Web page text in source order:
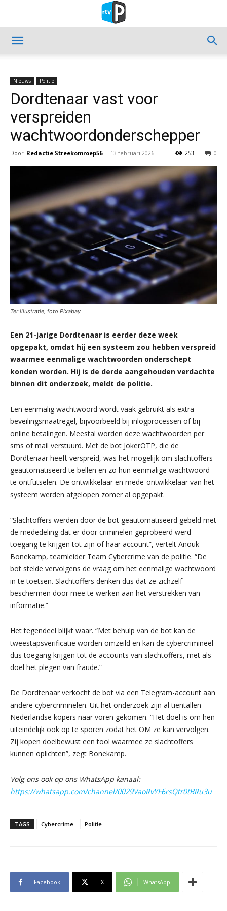
Nieuws Politie
Dordtenaar vast voor
verspreiden
wachtwoordonderschepper
Door Redactie Streekomroep56 - 13 februari 2026 0
253
Ter illustratie, foto Pixabay
Een 21-jarige Dordtenaar is eerder deze week
opgepakt, omdat hij een systeem zou hebben verspreid
waarmee eenmalige wachtwoorden onderschept
konden worden. Hij is de derde aangehouden verdachte
binnen dit onderzoek, meldt de politie.
Een eenmalig wachtwoord wordt vaak gebruikt als extra
beveilingsmaatregel, bijvoorbeeld bij inlogprocessen of bij
online betalingen. Meestal worden deze wachtwoorden per
sms of mail verstuurd. Met de bot JokerOTP, die de
Dordtenaar heeft verspreid, was het mogelijk om slachtoffers
geautomatiseerd te bellen en zo hun eenmalige wachtwoord
te ontfutselen. De ontwikkelaar en mede-ontwikkelaar van het
systeem werden afgelopen zomer al opgepakt.
“Slachtoffers werden door de bot geautomatiseerd gebeld met
de mededeling dat er door criminelen geprobeerd werd
toegang te krijgen tot zijn of haar account”, vertelt Anouk
Bonekamp, teamleider Team Cybercrime van de politie. “De
bot stelde vervolgens de vraag om het eenmalige wachtwoord
in te toetsen. Slachtoffers denken dus dat ze zichzelf
beschermen door mee te werken aan het verstrekken van
informatie.”
Het tegendeel blijkt waar. “Met behulp van de bot kan de
tweestapsverificatie worden omzeild en kan de cybercrimineel
dus toegang krijgen tot de accounts van slachtoffers, met als
doel het plegen van fraude.”
De Dordtenaar verkocht de bot via een Telegram-account aan
andere cybercriminelen. Uit het onderzoek zijn al tientallen
Nederlandse kopers naar voren gekomen. “Het doel is om hen
uiteindelijk ook op te sporen zodat het OM ze kan vervolgen.
Zij kopen doelbewust een tool waarmee ze slachtoffers
kunnen oplichten”, zegt Bonekamp.
Volg ons ook op ons WhatsApp kanaal:
https://whatsapp.com/channel/0029VaoRvYF6rsQtr0tBRu3u
TAGS Cybercrime Politie
Facebook X WhatsApp